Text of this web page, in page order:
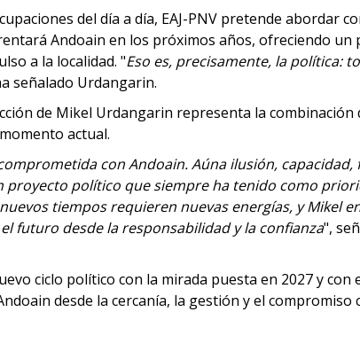
del día a día, EAJ-PNV pretende abordar
Andoain en los próximos años, ofreciendo un
a la localidad. "Eso es, precisamente, la política:
señalado Urdangarin.
de Mikel Urdangarin representa la combinación
actual.
con Andoain. Aúna ilusión, capacidad,
proyecto político que siempre ha tenido como
tiempos requieren nuevas energías, y Mikel
futuro desde la responsabilidad y la confianza",
ciclo político con la mirada puesta en 2027 y con
desde la cercanía, la gestión y el compromiso